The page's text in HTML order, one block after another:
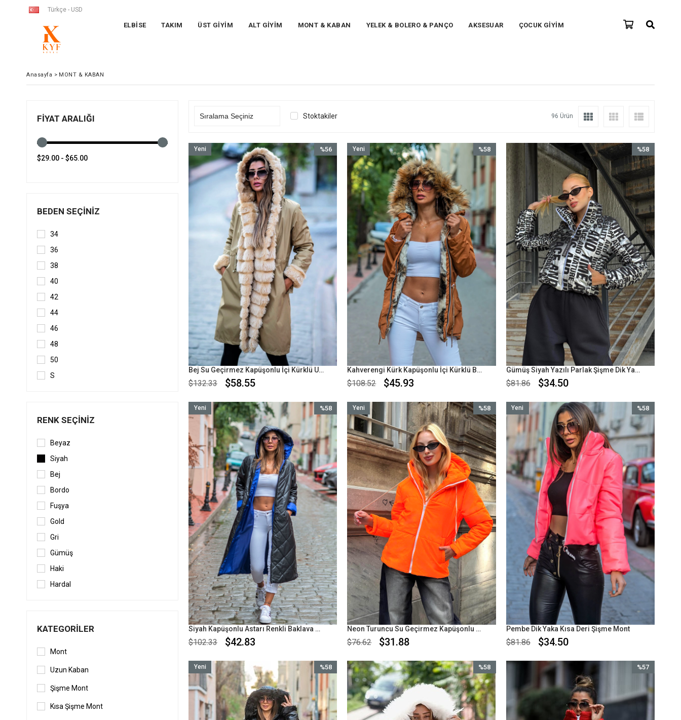
Türkçe - USD
ELBİSE TAKIM ÜST GİYİM ALT GİYİM MONT & KABAN YELEK & BOLERO & PANÇO AKSESUAR ÇOCUK GİYİM
Anasayfa > MONT & KABAN
FIYAT ARALIĞI
$29.00 - $65.00
BEDEN SEÇINIZ
34
36
38
40
42
44
46
48
50
S
XL
S-M
L-XL
RENK SEÇINIZ
Beyaz
Siyah
Bej
Bordo
Fuşya
Gold
Gri
Gümüş
Haki
Hardal
Kırmızı
Lacivert
KATEGORILER
Mont
Uzun Kaban
Şişme Mont
Kısa Şişme Mont
Stoktakiler 96 Ürün
Bej Su Geçirmez Kapüşonlu İçi Kürklü Uzun Kaban
$58.55
$132.33
%56
%56İndirim
Yeni
Ürün
Kahverengi Kürk Kapüşonlu İçi Kürklü Beli Büzgülü Su Geçirmez Mont
$45.93
$108.52
%58
İndirim
%58İndirim
Yeni
Ürün
Gümüş Siyah Yazılı Parlak Şişme Dik Yaka Fermuar Kapamalı Mont
$34.50
$81.86
%58
İndirim
%58İndirim
Siyah Kapüşonlu Astarı Renkli Baklava Desen Uzun Şişme Mont
$42.83
$102.33
%58
İndirim
%58İndirim
Yeni
Ürün
Neon Turuncu Su Geçirmez Kapüşonlu Şişme Mont
$31.88
$76.62
%58
İndirim
%58İndirim
Yeni
Ürün
Pembe Dik Yaka Kısa Deri Şişme Mont
$34.50
$81.86
%58
İndirim
%58İndirim
Yeni
Ürün
%58
İndirim
%58İndirim
Yeni
%58
İndirim
%58İndirim
%57
%57İndirim